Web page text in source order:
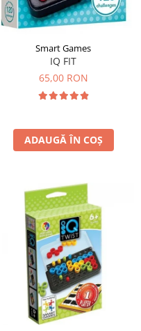
Smart Games
IQ FIT
65,00 RON
ADAUGĂ ÎN COȘ